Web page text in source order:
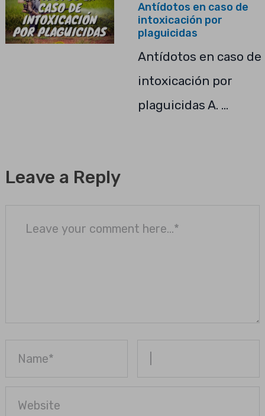
Antídotos en caso de
intoxicación por
plaguicidas
Antídotos en caso de
intoxicación por
plaguicidas A. …
Leave a Reply